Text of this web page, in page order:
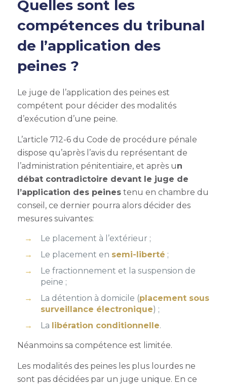
Quelles sont les
compétences du tribunal
de l’application des
peines ?
Le juge de l’application des peines est
compétent pour décider des modalités
d’exécution d’une peine.
L’article 712-6 du Code de procédure pénale
dispose qu’après l’avis du représentant de
l’administration pénitentiaire, et après un
débat contradictoire devant le juge de
l’application des peinestenu en chambre du
conseil, ce dernier pourra alors décider des
mesures suivantes:
Le placement à l’extérieur ;
Le placement en semi-liberté ;
Le fractionnement et la suspension de
peine ;
La détention à domicile (placement sous
surveillance électronique) ;
La libération conditionnelle.
Néanmoins sa compétence est limitée.
Les modalités des peines les plus lourdes ne
sont pas décidées par un juge unique. En ce